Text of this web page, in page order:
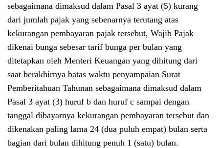
sebagaimana dimaksud dalam Pasal 3 ayat (5) kurang
dari jumlah pajak yang sebenarnya terutang atas
kekurangan pembayaran pajak tersebut, Wajib Pajak
dikenai bunga sebesar tarif bunga per bulan yang
ditetapkan oleh Menteri Keuangan yang dihitung dari
saat berakhirnya batas waktu penyampaian Surat
Pemberitahuan Tahunan sebagaimana dimaksud dalam
Pasal 3 ayat (3) huruf b dan huruf c sampai dengan
tanggal dibayarnya kekurangan pembayaran tersebut dan
dikenakan paling lama 24 (dua puluh empat) bulan serta
bagian dari bulan dihitung penuh 1 (satu) bulan.